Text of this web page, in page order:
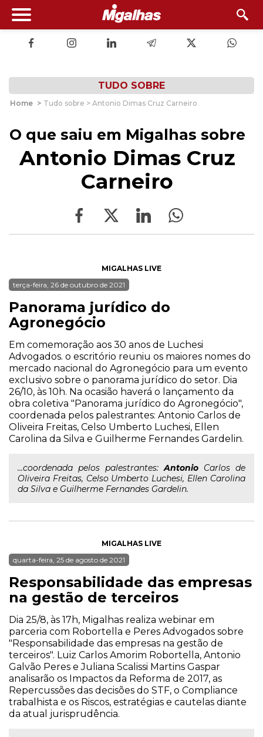
TUDO SOBRE
Home > Tudo sobre > Antonio Dimas Cruz Carneiro
O que saiu em Migalhas sobre
Antonio Dimas Cruz
Carneiro
MIGALHAS LIVE
terça-feira, 26 de outubro de 2021
Panorama jurídico do
Agronegócio
Em comemoração aos 30 anos de Luchesi
Advogados. o escritório reuniu os maiores nomes do
mercado nacional do Agronegócio para um evento
exclusivo sobre o panorama jurídico do setor. Dia
26/10, às 10h. Na ocasião haverá o lançamento da
obra coletiva "Panorama jurídico do Agronegócio",
coordenada pelos palestrantes: Antonio Carlos de
Oliveira Freitas, Celso Umberto Luchesi, Ellen
Carolina da Silva e Guilherme Fernandes Gardelin.
...coordenada pelos palestrantes:Antonio Carlos de
Oliveira Freitas, Celso Umberto Luchesi, Ellen Carolina
da Silva e Guilherme Fernandes Gardelin.
MIGALHAS LIVE
quarta-feira, 25 de agosto de 2021
Responsabilidade das empresas
na gestão de terceiros
Dia 25/8, às 17h, Migalhas realiza webinar em
parceria com Robortella e Peres Advogados sobre
"Responsabilidade das empresas na gestão de
terceiros". Luiz Carlos Amorim Robortella, Antonio
Galvão Peres e Juliana Scalissi Martins Gaspar
analisarão os Impactos da Reforma de 2017, as
Repercussões das decisões do STF, o Compliance
trabalhista e os Riscos, estratégias e cautelas diante
da atual jurisprudência.